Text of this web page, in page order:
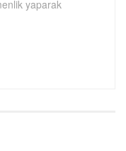
yaparak